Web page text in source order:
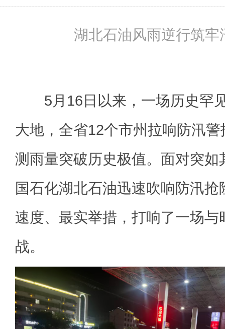
湖北石油风雨逆行筑牢
5月16日以来，一场历史罕
大地，全省12个市州拉响防汛
测雨量突破历史极值。面对突如
国石化湖北石油迅速吹响防汛抢
速度、最实举措，打响了一场
战。